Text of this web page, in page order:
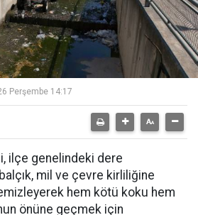
Perşembe 14:17
ilçe genelindeki dere
mil ve çevre kirliliğine
hem kötü koku hem
önüne geçmek için